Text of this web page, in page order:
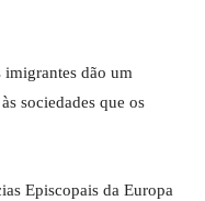
imigrantes dão um
sociedades que os
Episcopais da Europa